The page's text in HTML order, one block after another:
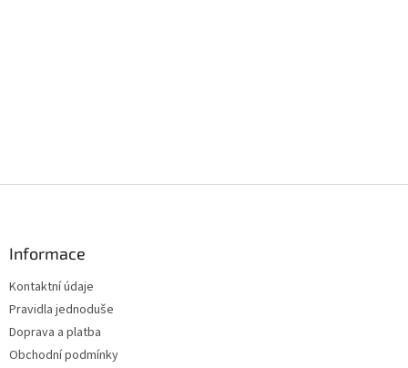
Informace
Kontaktní údaje
Pravidla jednoduše
Doprava a platba
Obchodní podmínky